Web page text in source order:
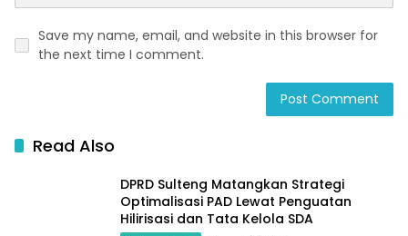
Save my name, email, and website in this browser for
the next time I comment.
Read Also
DPRD Sulteng Matangkan Strategi
Optimalisasi PAD Lewat Penguatan
Hilirisasi dan Tata Kelola SDA